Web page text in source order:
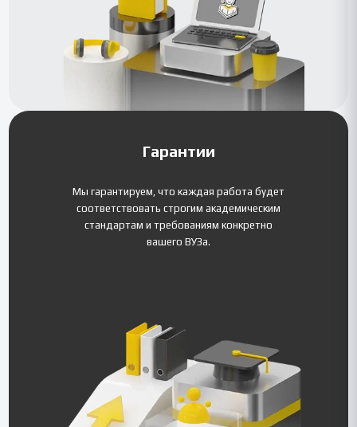
Гарантии
Мы гарантируем, что каждая работа будет
соответствовать строгим академическим
стандартам и требованиям конкретно
вашего ВУЗа.